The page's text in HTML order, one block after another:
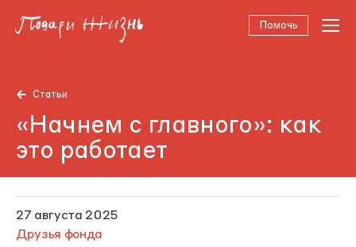
Помочь
Статьи
«Начнем с главного»: как
это работает
27 августа 2025
Друзья фонда